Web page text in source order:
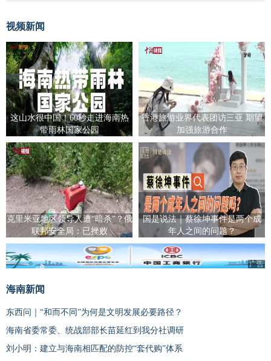
视频新闻
这山水很中国！60秒走进海南热
带雨林国家公园
香港旅游业界代表团访三亚 期望
加强旅游合作
克里米亚地区领导人遭“暗杀”？俄
联邦安全局：已挫败
国是说法｜蔡徐坤事件是两个成
年人之间的问题？
广告
海南新闻
东西问｜“和而不同”为何是文明发展必要路径？
海南省委常委、统战部部长苗延红到我分社调研
刘小明：建立与海南相匹配的防控“套代购”体系